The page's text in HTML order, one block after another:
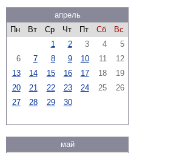
апрель
Пн
Вт Ср Чт Пт Сб
Вс
1
2 3 4
5
6
7 8 9 10 11
12
13
14 15 16 17 18
19
20
21 22 23 24 25
26
27
28 29 30
май